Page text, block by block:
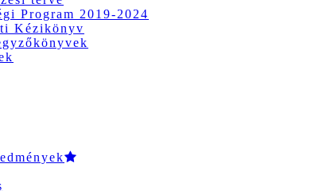
Program 2019-2024
Kézikönyv